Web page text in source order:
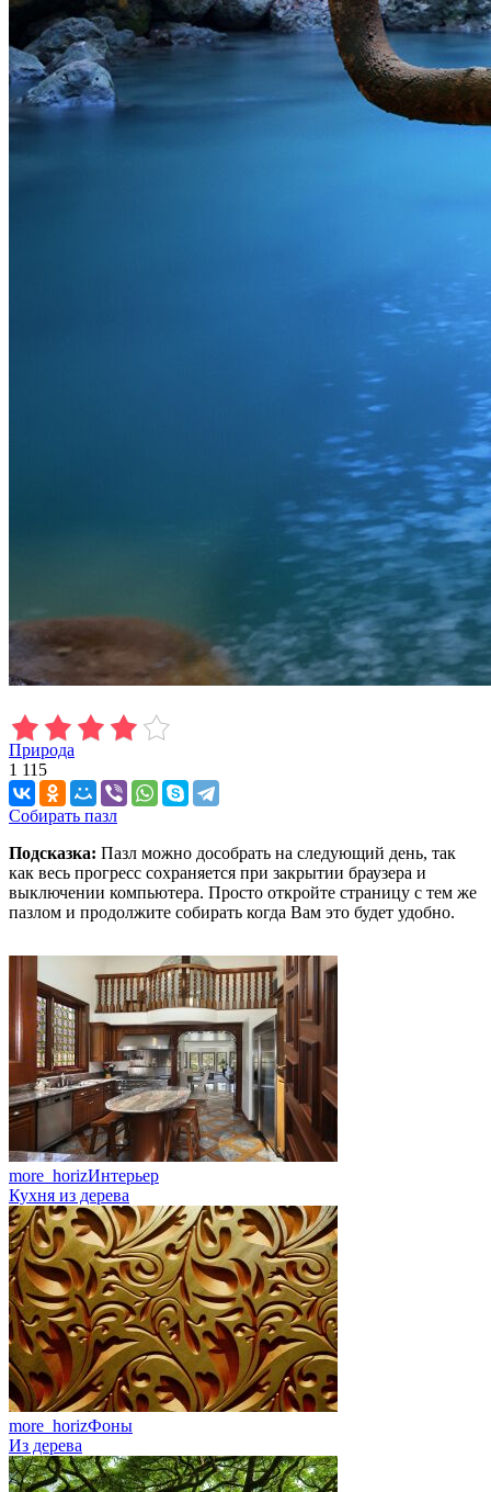
Природа
1 115
Собирать пазл
Подсказка: Пазл можно дособрать на следующий день, так
как весь прогресс сохраняется при закрытии браузера и
выключении компьютера. Просто откройте страницу с тем же
пазлом и продолжите собирать когда Вам это будет удобно.
more_horizИнтерьер
Кухня из дерева
more_horizФоны
Из дерева